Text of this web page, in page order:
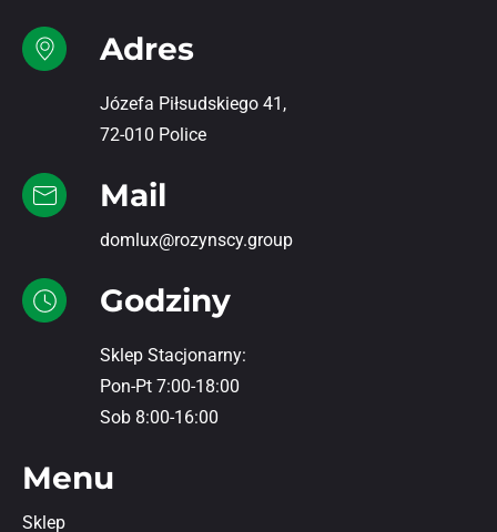
Adres
Józefa Piłsudskiego 41,
72-010 Police
Mail
domlux@rozynscy.group
Godziny
Sklep Stacjonarny:
Pon-Pt 7:00-18:00
Sob 8:00-16:00
Menu
Sklep